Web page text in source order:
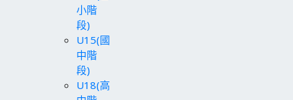
小階
段)
U15(國
中階
段)
U18(高